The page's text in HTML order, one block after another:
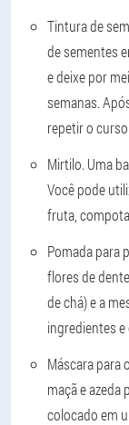
Tintura de
de sementes
e deixe por
semanas.
repetir o curso.
Mirtilo. Uma
Você pode
fruta,
Pomada para
flores de
de chá) e a
ingredientes
Máscara para
maçã e azeda
colocado em